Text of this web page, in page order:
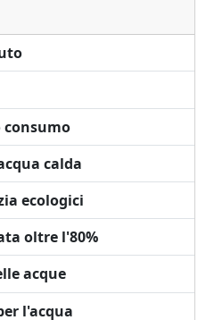
consumo
calda
ecologici
oltre l'80%
acque
l'acqua